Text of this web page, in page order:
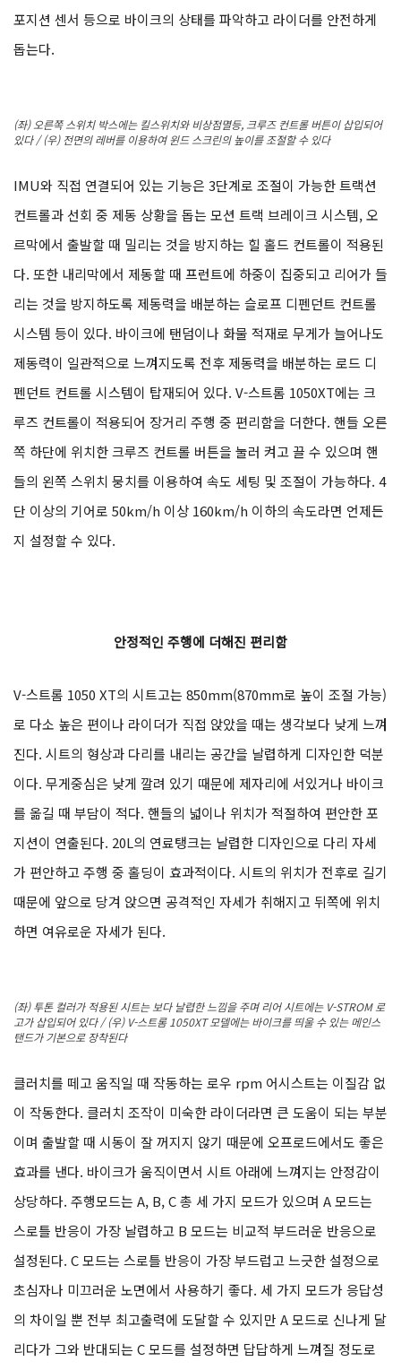
포지션 센서 등으로 바이크의 상태를 파악하고 라이더를 안전하게
돕는다.
(좌) 오른쪽 스위치 박스에는 킬스위치와 비상점멸등, 크루즈 컨트롤 버튼이 삽입되어
있다 / (우) 전면의 레버를 이용하여 윈드 스크린의 높이를 조절할 수 있다
IMU와 직접 연결되어 있는 기능은 3단계로 조절이 가능한 트랙션
컨트롤과 선회 중 제동 상황을 돕는 모션 트랙 브레이크 시스템, 오
르막에서 출발할 때 밀리는 것을 방지하는 힐 홀드 컨트롤이 적용된
다. 또한 내리막에서 제동할 때 프런트에 하중이 집중되고 리어가 들
리는 것을 방지하도록 제동력을 배분하는 슬로프 디펜던트 컨트롤
시스템 등이 있다. 바이크에 탠덤이나 화물 적재로 무게가 늘어나도
제동력이 일관적으로 느껴지도록 전후 제동력을 배분하는 로드 디
펜던트 컨트롤 시스템이 탑재되어 있다. V-스트롬 1050XT에는 크
루즈 컨트롤이 적용되어 장거리 주행 중 편리함을 더한다. 핸들 오른
쪽 하단에 위치한 크루즈 컨트롤 버튼을 눌러 켜고 끌 수 있으며 핸
들의 왼쪽 스위치 뭉치를 이용하여 속도 세팅 및 조절이 가능하다. 4
단 이상의 기어로 50km/h 이상 160km/h 이하의 속도라면 언제든
지 설정할 수 있다.
안정적인 주행에 더해진 편리함
V-스트롬 1050 XT의 시트고는 850mm(870mm로 높이 조절 가능)
로 다소 높은 편이나 라이더가 직접 앉았을 때는 생각보다 낮게 느껴
진다. 시트의 형상과 다리를 내리는 공간을 날렵하게 디자인한 덕분
이다. 무게중심은 낮게 깔려 있기 때문에 제자리에 서있거나 바이크
를 옮길 때 부담이 적다. 핸들의 넓이나 위치가 적절하여 편안한 포
지션이 연출된다. 20L의 연료탱크는 날렵한 디자인으로 다리 자세
가 편안하고 주행 중 홀딩이 효과적이다. 시트의 위치가 전후로 길기
때문에 앞으로 당겨 앉으면 공격적인 자세가 취해지고 뒤쪽에 위치
하면 여유로운 자세가 된다.
(좌) 투톤 컬러가 적용된 시트는 보다 날렵한 느낌을 주며 리어 시트에는 V-STROM 로
고가 삽입되어 있다 / (우) V-스트롬 1050XT 모델에는 바이크를 띄울 수 있는 메인스
탠드가 기본으로 장착된다
클러치를 떼고 움직일 때 작동하는 로우 rpm 어시스트는 이질감 없
이 작동한다. 클러치 조작이 미숙한 라이더라면 큰 도움이 되는 부분
이며 출발할 때 시동이 잘 꺼지지 않기 때문에 오프로드에서도 좋은
효과를 낸다. 바이크가 움직이면서 시트 아래에 느껴지는 안정감이
상당하다. 주행모드는 A, B, C 총 세 가지 모드가 있으며 A 모드는
스로틀 반응이 가장 날렵하고 B 모드는 비교적 부드러운 반응으로
설정된다. C 모드는 스로틀 반응이 가장 부드럽고 느긋한 설정으로
초심자나 미끄러운 노면에서 사용하기 좋다. 세 가지 모드가 응답성
의 차이일 뿐 전부 최고출력에 도달할 수 있지만 A 모드로 신나게 달
리다가 그와 반대되는 C 모드를 설정하면 답답하게 느껴질 정도로